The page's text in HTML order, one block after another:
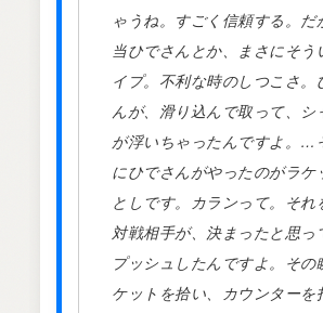
ゃうね。すごく信頼する。だ
当ひでさんとか、まさにそう
イプ。不利な時のしつこさ。
んが、滑り込んで取って、シ
が浮いちゃったんですよ。…
にひでさんがやったのがラケ
としです。カランって。それ
対戦相手が、決まったと思っ
プッシュしたんですよ。その
ケットを拾い、カウンターを